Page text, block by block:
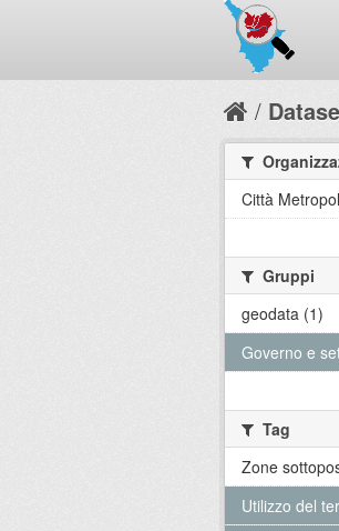
Città
Gruppi
geodata (1)
Governo e
Tag
Zone
Utilizzo del